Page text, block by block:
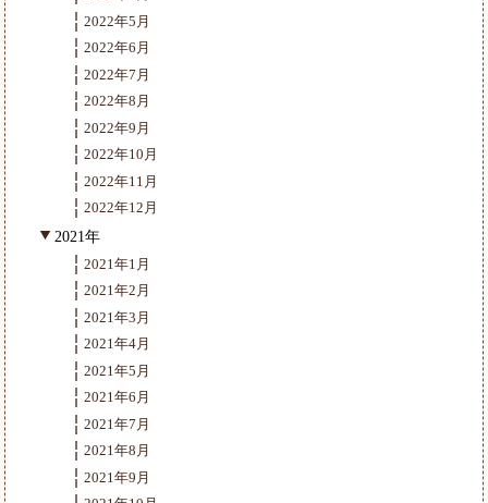
2022年5月
2022年6月
2022年7月
2022年8月
2022年9月
2022年10月
2022年11月
2022年12月
2021年
2021年1月
2021年2月
2021年3月
2021年4月
2021年5月
2021年6月
2021年7月
2021年8月
2021年9月